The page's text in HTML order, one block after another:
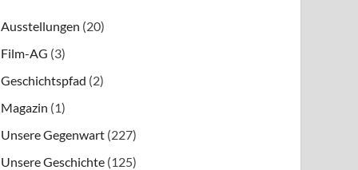
Ausstellungen (20)
Film-AG (3)
Geschichtspfad (2)
Magazin (1)
Unsere Gegenwart (227)
Unsere Geschichte (125)